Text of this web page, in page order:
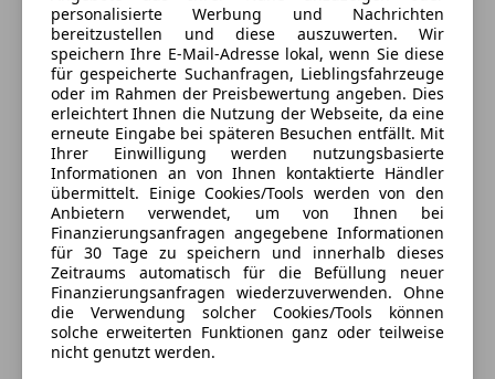
3 ähnliche Fahrzeuge gefunden
Ich erlaube den Händlern dieser
Fahrzeuge mich zu kontaktieren.
Dein Name
Deine E-Mail
Deine Telefonnummer (optional)
personalisierte Werbung und Nachrichten
bereitzustellen und diese auszuwerten. Wir
speichern Ihre E-Mail-Adresse lokal, wenn Sie diese
für gespeicherte Suchanfragen, Lieblingsfahrzeuge
oder im Rahmen der Preisbewertung angeben. Dies
erleichtert Ihnen die Nutzung der Webseite, da eine
erneute Eingabe bei späteren Besuchen entfällt. Mit
Ihrer Einwilligung werden nutzungsbasierte
Informationen an von Ihnen kontaktierte Händler
übermittelt. Einige Cookies/Tools werden von den
Anbietern verwendet, um von Ihnen bei
Finanzierungsanfragen angegebene Informationen
für 30 Tage zu speichern und innerhalb dieses
Zeitraums automatisch für die Befüllung neuer
Finanzierungsanfragen wiederzuverwenden. Ohne
die Verwendung solcher Cookies/Tools können
solche erweiterten Funktionen ganz oder teilweise
nicht genutzt werden.